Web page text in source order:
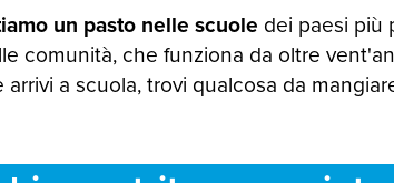
un pasto nelle scuole dei paesi più
comunità, che funziona da oltre
a scuola, trovi qualcosa da